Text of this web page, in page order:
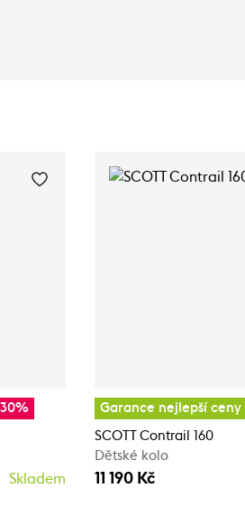
Skladem
Garance nejlepší ceny
SCOTT Contrail 160
Dětské kolo
11 190 Kč